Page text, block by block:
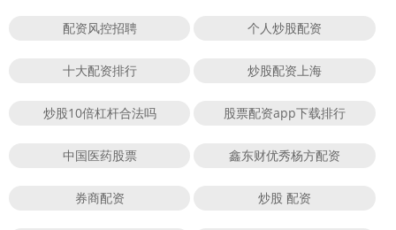
配资风控招聘 个人炒股配资
十大配资排行 炒股配资上海
炒股10倍杠杆合法吗 股票配资app下载排行
中国医药股票 鑫东财优秀杨方配资
券商配资 炒股 配资